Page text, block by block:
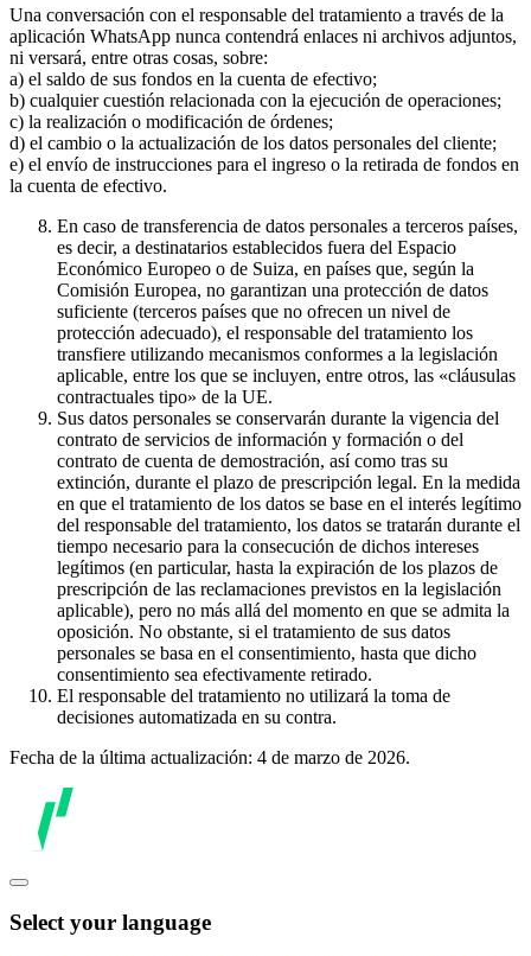
Una conversación con el responsable del tratamiento a través de la
aplicación WhatsApp nunca contendrá enlaces ni archivos adjuntos,
ni versará, entre otras cosas, sobre:
a) el saldo de sus fondos en la cuenta de efectivo;
b) cualquier cuestión relacionada con la ejecución de operaciones;
c) la realización o modificación de órdenes;
d) el cambio o la actualización de los datos personales del cliente;
e) el envío de instrucciones para el ingreso o la retirada de fondos en
la cuenta de efectivo.
En caso de transferencia de datos personales a terceros países,
es decir, a destinatarios establecidos fuera del Espacio
Económico Europeo o de Suiza, en países que, según la
Comisión Europea, no garantizan una protección de datos
suficiente (terceros países que no ofrecen un nivel de
protección adecuado), el responsable del tratamiento los
transfiere utilizando mecanismos conformes a la legislación
aplicable, entre los que se incluyen, entre otros, las «cláusulas
contractuales tipo» de la UE.
Sus datos personales se conservarán durante la vigencia del
contrato de servicios de información y formación o del
contrato de cuenta de demostración, así como tras su
extinción, durante el plazo de prescripción legal. En la medida
en que el tratamiento de los datos se base en el interés legítimo
del responsable del tratamiento, los datos se tratarán durante el
tiempo necesario para la consecución de dichos intereses
legítimos (en particular, hasta la expiración de los plazos de
prescripción de las reclamaciones previstos en la legislación
aplicable), pero no más allá del momento en que se admita la
oposición. No obstante, si el tratamiento de sus datos
personales se basa en el consentimiento, hasta que dicho
consentimiento sea efectivamente retirado.
El responsable del tratamiento no utilizará la toma de
decisiones automatizada en su contra.
Fecha de la última actualización: 4 de marzo de 2026.
Select your language